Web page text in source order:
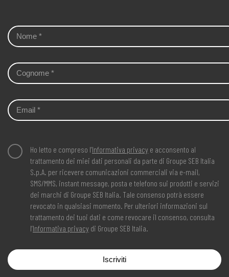
Ho letto e compreso l’Informativa privacy e acconsento al
trattamento dei miei dati personali da parte di Groupe SEB Italia
S.p.A. per ricevere comunicazioni commerciali via e-mail,
SMS/MMS, instant message, posta e telefono sui prodotti e servizi
dei marchi di Groupe SEB Italia. Tale consenso potrà essere
revocato in qualsiasi momento. Per ulteriori informazioni sul
trattamento dei tuoi dati e come revocare il consenso, consulta
l’Informativa privacy di Groupe SEB Italia.
Iscriviti